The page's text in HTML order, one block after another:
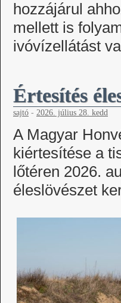
hozzájárul
mellett is
ivóvízellátást
Értesítés
sajtó - 2026. július 28. kedd
A Magyar
kiértesítése a
lőtéren 2026.
éleslövészet